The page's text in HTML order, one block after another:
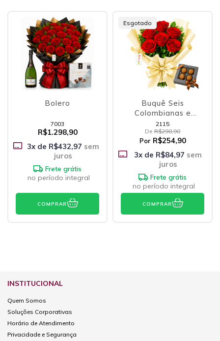
Bolero
7003
R$1.298,90
3x de R$432,97 sem
juros
Frete grátis
no período integral
COMPRAR
Esgotado
Buquê Seis
Colombianas e
Brigadeiros Gourmet
2115
De R$298,90
Por R$254,90
3x de R$84,97 sem
juros
Frete grátis
no período integral
COMPRAR
INSTITUCIONAL
Quem Somos
Soluções Corporativas
Horário de Atendimento
Privacidade e Segurança